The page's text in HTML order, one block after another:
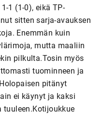
1 (1-0), eikä TP-
sitten sarja-avauksen
Enemmän kuin
mutta maaliin
pilkulta.Tosin myös
tuominneen ja
pitänyt
ei käynyt ja kaksi
tuuleen.Kotijoukkue